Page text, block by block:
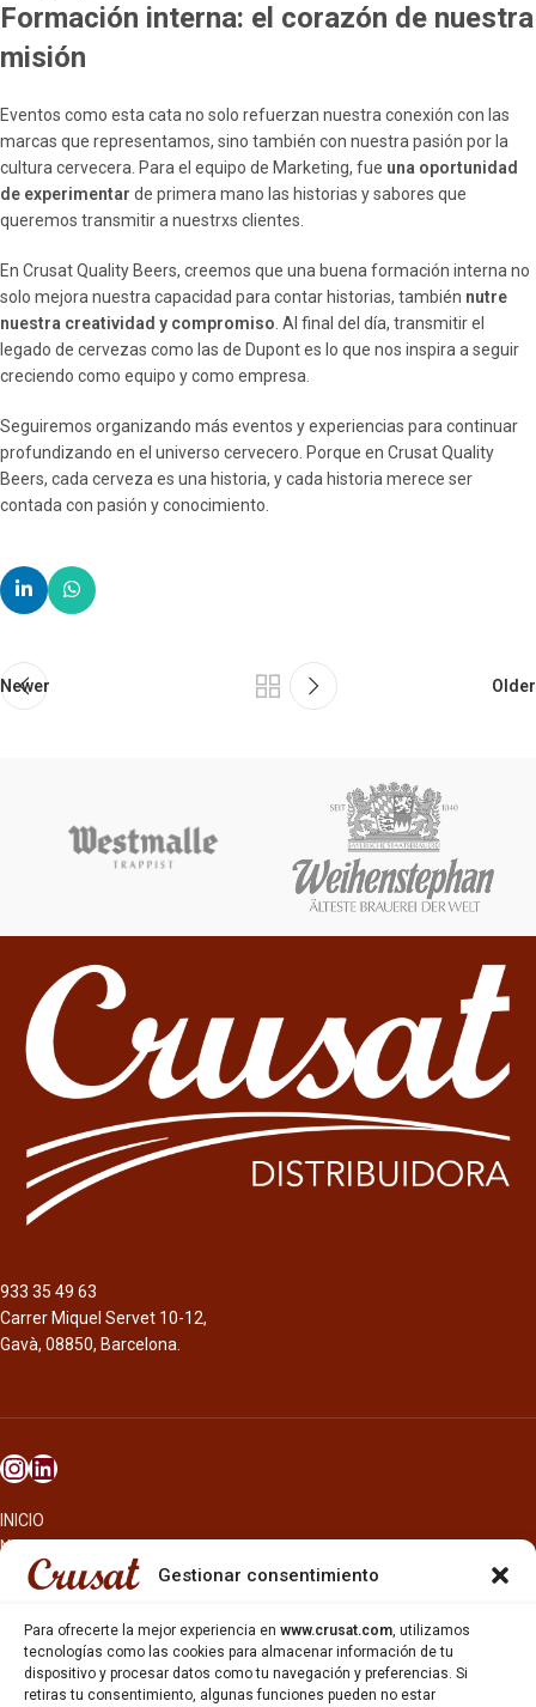
Gestionar consentimiento
Para ofrecerte la mejor experiencia en www.crusat.com, utilizamos
tecnologías como las cookies para almacenar información de tu
dispositivo y procesar datos como tu navegación y preferencias. Si
retiras tu consentimiento, algunas funciones pueden no estar
Formación interna: el corazón de nuestra
misión
Eventos como esta cata no solo refuerzan nuestra conexión con las
marcas que representamos, sino también con nuestra pasión por la
cultura cervecera. Para el equipo de Marketing, fue una oportunidad
de experimentar de primera mano las historias y sabores que
queremos transmitir a nuestrxs clientes.
En Crusat Quality Beers, creemos que una buena formación interna no
solo mejora nuestra capacidad para contar historias, también nutre
nuestra creatividad y compromiso. Al final del día, transmitir el
legado de cervezas como las de Dupont es lo que nos inspira a seguir
creciendo como equipo y como empresa.
Seguiremos organizando más eventos y experiencias para continuar
profundizando en el universo cervecero. Porque en Crusat Quality
Beers, cada cerveza es una historia, y cada historia merece ser
contada con pasión y conocimiento.
Newer Older
933 35 49 63
Carrer Miquel Servet 10-12,
Gavà, 08850, Barcelona.
INICIO
NOSOTROS
CERVEZAS
OTROS PRODUCTOS
REPARTO EN BARCELONA
HOSTELERÍA Y PEQUEÑA ALIMENTACIÓN